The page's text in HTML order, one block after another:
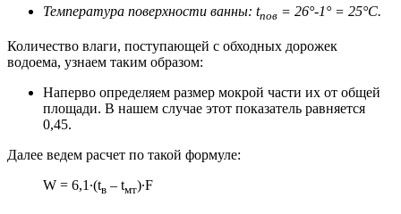
Температура поверхности ванны: tпов = 26°-1° = 25°С.
Количество влаги, поступающей с обходных дорожек
водоема, узнаем таким образом:
Наперво определяем размер мокрой части их от общей
площади. В нашем случае этот показатель равняется
0,45.
Далее ведем расчет по такой формуле:
W = 6,1∙(tв – tмт)∙F